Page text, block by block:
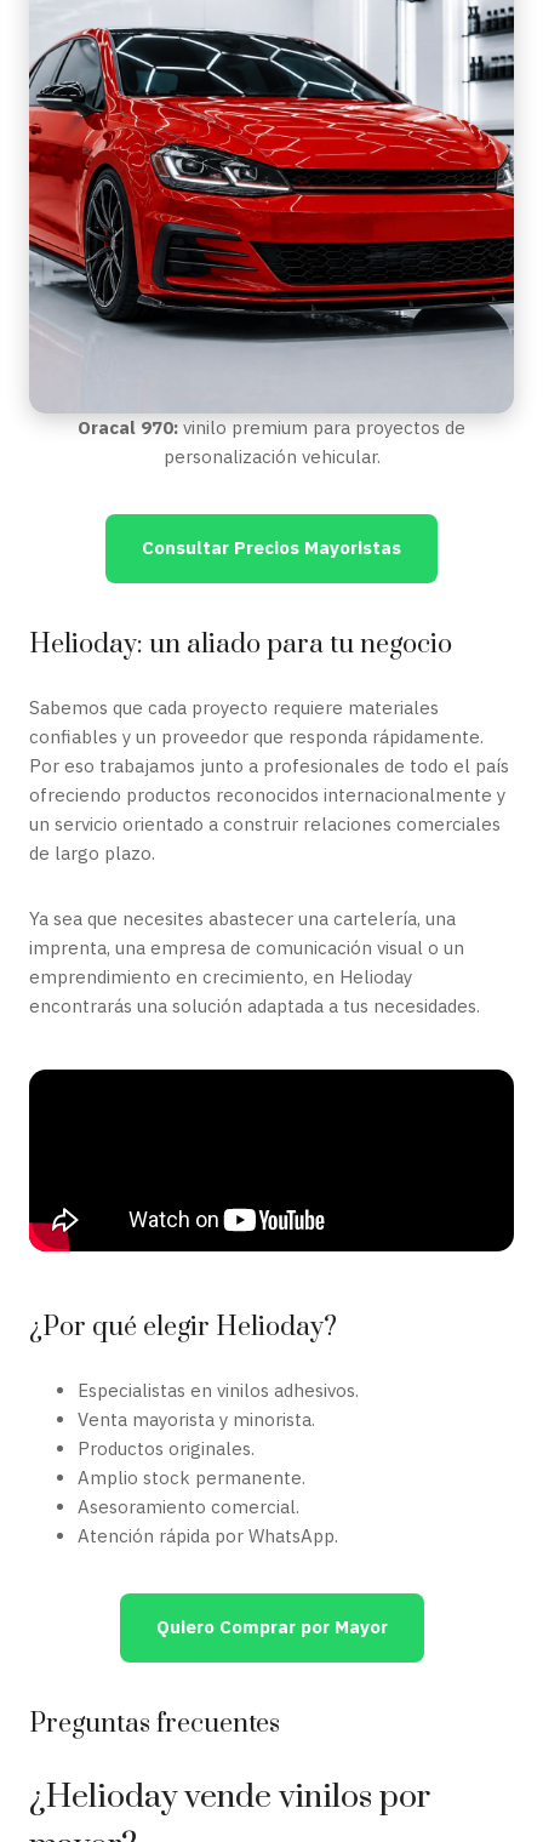
Oracal 970: vinilo premium para proyectos de
personalización vehicular.
Consultar Precios Mayoristas
Helioday: un aliado para tu negocio
Sabemos que cada proyecto requiere materiales
confiables y un proveedor que responda rápidamente.
Por eso trabajamos junto a profesionales de todo el país
ofreciendo productos reconocidos internacionalmente y
un servicio orientado a construir relaciones comerciales
de largo plazo.
Ya sea que necesites abastecer una cartelería, una
imprenta, una empresa de comunicación visual o un
emprendimiento en crecimiento, en Helioday
encontrarás una solución adaptada a tus necesidades.
¿Por qué elegir Helioday?
Especialistas en vinilos adhesivos.
Venta mayorista y minorista.
Productos originales.
Amplio stock permanente.
Asesoramiento comercial.
Atención rápida por WhatsApp.
Quiero Comprar por Mayor
Preguntas frecuentes
¿Helioday vende vinilos por